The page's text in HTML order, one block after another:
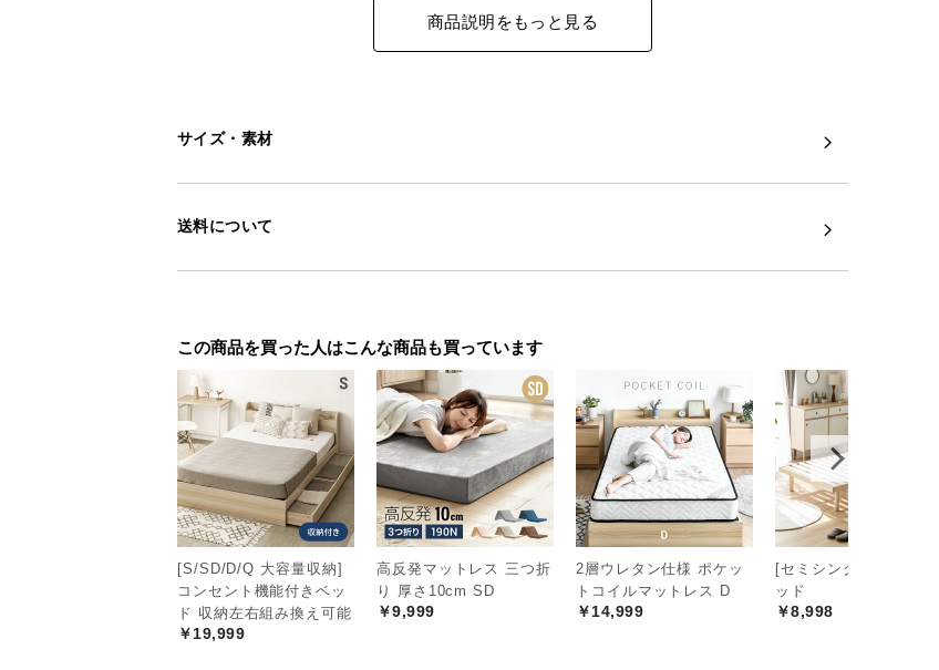
商品説明をもっと見る
サイズ・素材
送料について
この商品を買った人はこんな商品も買っています
[S/SD/D/Q 大容量収納]
コンセント機能付きベッ
ド 収納左右組み換え可能
￥19,999
高反発マットレス 三つ折
り 厚さ10cm SD
￥9,999
2層ウレタン仕様 ポケッ
トコイルマットレス D
￥14,999
[セミシングル] すのこベ
ッド
￥8,998